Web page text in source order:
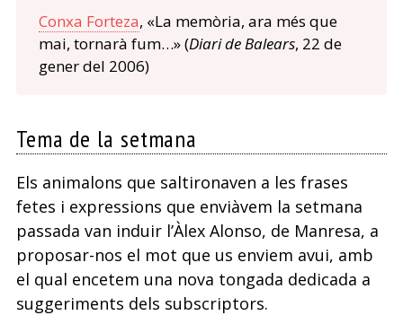
Conxa Forteza, «La memòria, ara més que
mai, tornarà fum…» (Diari de Balears, 22 de
gener del 2006)
Tema de la setmana
Els animalons que saltironaven a les frases
fetes i expressions que enviàvem la setmana
passada van induir l’Àlex Alonso, de Manresa, a
proposar-nos el mot que us enviem avui, amb
el qual encetem una nova tongada dedicada a
suggeriments dels subscriptors.